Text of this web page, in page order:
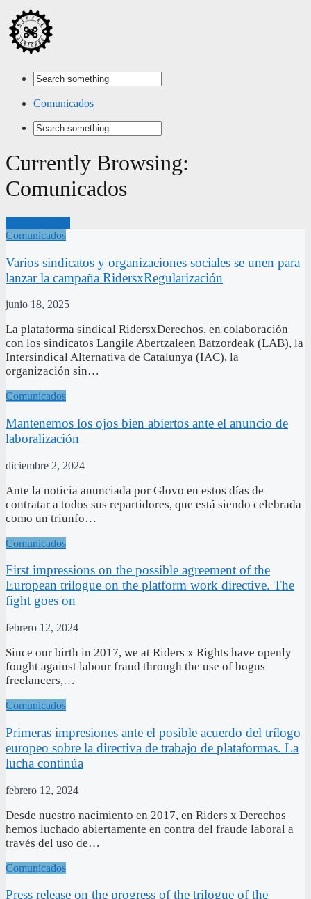
Comunicados
Currently Browsing:
Comunicados
Comunicados
Varios sindicatos y organizaciones sociales se unen para
lanzar la campaña RidersxRegularización
junio 18, 2025
La plataforma sindical RidersxDerechos, en colaboración
con los sindicatos Langile Abertzaleen Batzordeak (LAB), la
Intersindical Alternativa de Catalunya (IAC), la
organización sin…
Comunicados
Mantenemos los ojos bien abiertos ante el anuncio de
laboralización
diciembre 2, 2024
Ante la noticia anunciada por Glovo en estos días de
contratar a todos sus repartidores, que está siendo celebrada
como un triunfo…
Comunicados
First impressions on the possible agreement of the
European trilogue on the platform work directive. The
fight goes on
febrero 12, 2024
Since our birth in 2017, we at Riders x Rights have openly
fought against labour fraud through the use of bogus
freelancers,…
Comunicados
Primeras impresiones ante el posible acuerdo del trílogo
europeo sobre la directiva de trabajo de plataformas. La
lucha continúa
febrero 12, 2024
Desde nuestro nacimiento en 2017, en Riders x Derechos
hemos luchado abiertamente en contra del fraude laboral a
través del uso de…
Comunicados
Press release on the progress of the trilogue of the